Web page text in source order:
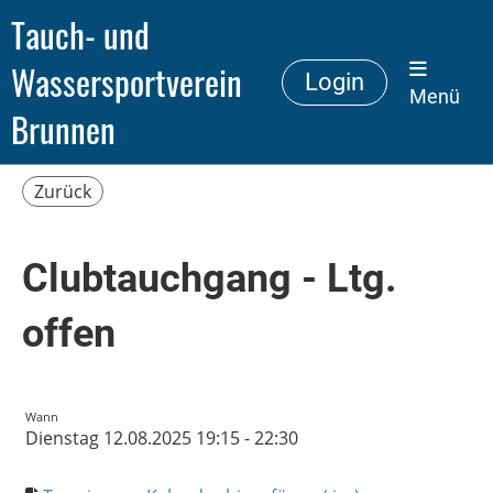
Tauch- und
Wassersportverein
Brunnen
Login
Menü
Zurück
Clubtauchgang - Ltg.
offen
Wann
Dienstag 12.08.2025 19:15 - 22:30